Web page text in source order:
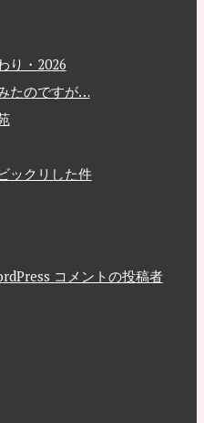
り・2026
たのですが…
ックリした件
コメントの投稿者